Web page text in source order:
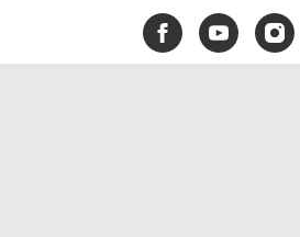
FacebookYouTube